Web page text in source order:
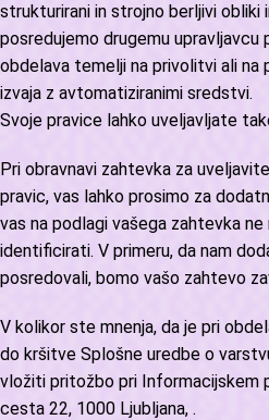
strukturirani in strojno berljivi obliki
posredujemo drugemu upravljavcu
obdelava temelji na privolitvi ali na
izvaja z avtomatiziranimi sredstvi.
Svoje pravice lahko uveljavljate
Pri obravnavi zahtevka za
pravic, vas lahko prosimo za
vas na podlagi vašega zahtevka
identificirati. V primeru, da nam
posredovali, bomo vašo zahtevo
V kolikor ste mnenja, da je pri
do kršitve Splošne uredbe o
vložiti pritožbo pri Informacijskem
cesta 22, 1000 Ljubljana, .